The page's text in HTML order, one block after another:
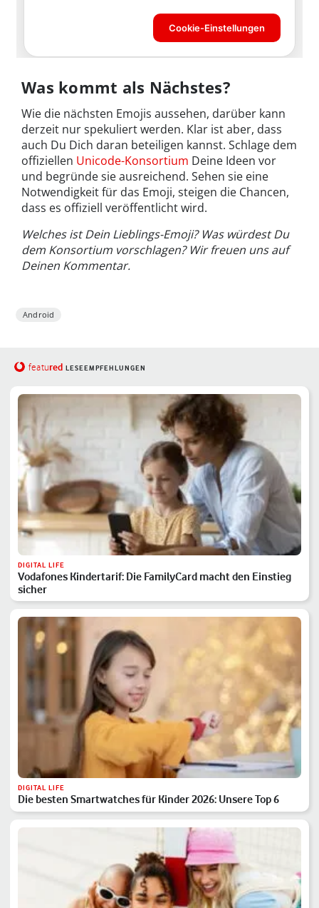
Was kommt als Nächstes?
Wie die nächsten Emojis aussehen, darüber kann
derzeit nur spekuliert werden. Klar ist aber, dass
auch Du Dich daran beteiligen kannst. Schlage dem
offiziellen Unicode-Konsortium Deine Ideen vor
und begründe sie ausreichend. Sehen sie eine
Notwendigkeit für das Emoji, steigen die Chancen,
dass es offiziell veröffentlicht wird.
Welches ist Dein Lieblings-Emoji? Was würdest Du
dem Konsortium vorschlagen? Wir freuen uns auf
Deinen Kommentar.
Android
featured LESEEMPFEHLUNGEN
DIGITAL LIFE
Vodafones Kindertarif: Die FamilyCard macht den Einstieg
sicher
DIGITAL LIFE
Die besten Smartwatches für Kinder 2026: Unsere Top 6